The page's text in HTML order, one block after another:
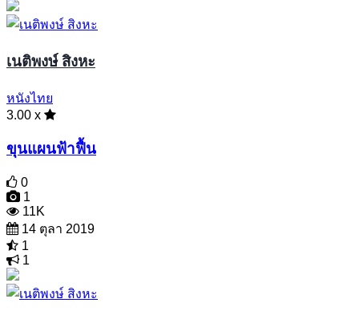
เนติพงษ์ สิงหะ
หนังไทย
3.00 x
ขุนแผนฟ้าฟื้น
0
1
11K
14 ตุลา 2019
1
1